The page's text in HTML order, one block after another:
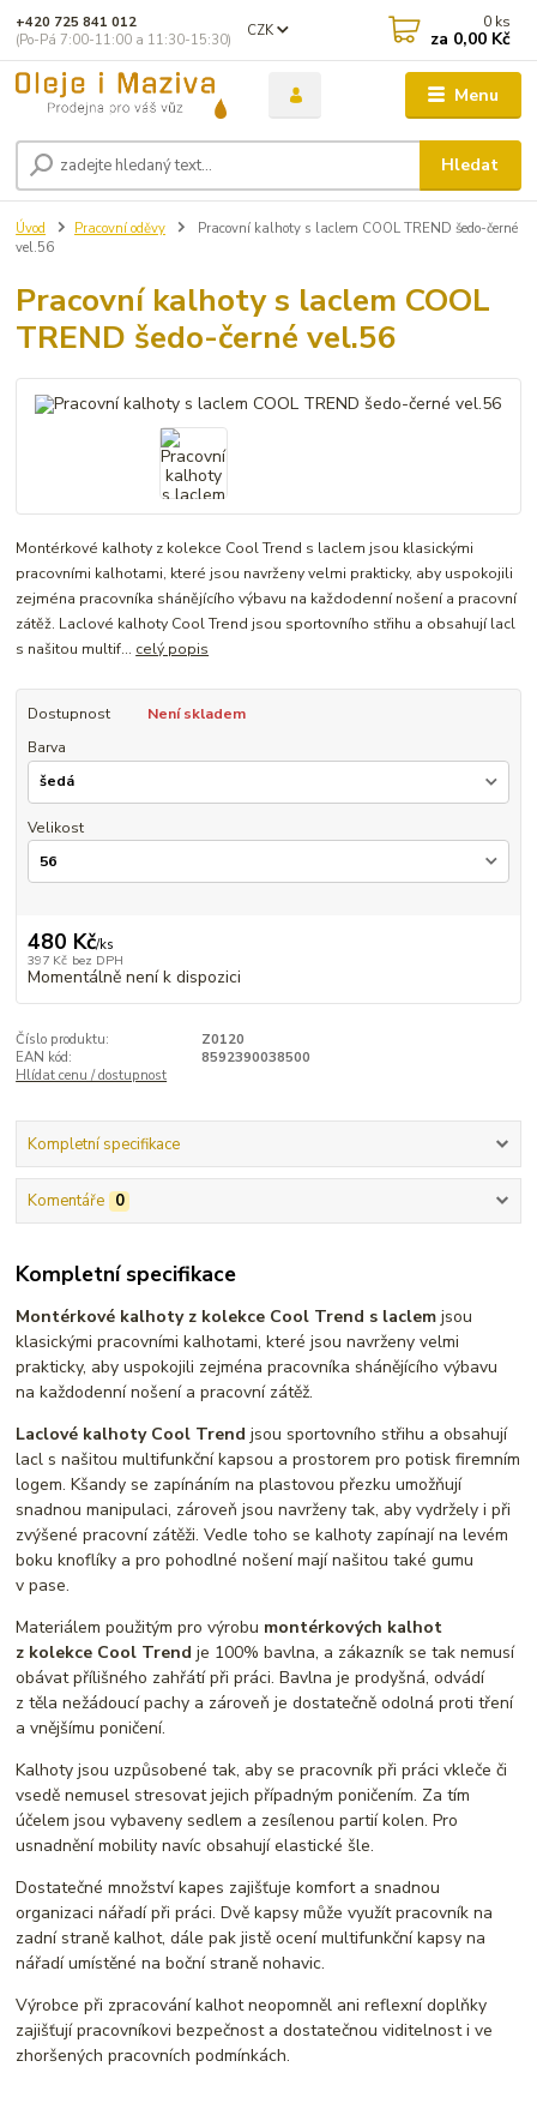
Menu
CZK
Hledat
+420 725 841 012
(Po-Pá 7:00-11:00 a 11:30-15:30)
0 ks
za 0,00 Kč
Úvod Pracovní oděvy
Pracovní kalhoty s laclem COOL TREND šedo-černé
vel.56
Pracovní kalhoty s laclem COOL
TREND šedo-černé vel.56
Montérkové kalhoty z kolekce Cool Trend s laclem jsou klasickými
pracovními kalhotami, které jsou navrženy velmi prakticky, aby uspokojili
zejména pracovníka shánějícího výbavu na každodenní nošení a pracovní
zátěž. Laclové kalhoty Cool Trend jsou sportovního střihu a obsahují lacl
s našitou multif... celý popis
Dostupnost
Není skladem
Barva
Velikost
480 Kč/ks
397 Kč bez DPH
Momentálně není k dispozici
Číslo produktu:
Z0120
EAN kód:
8592390038500
Hlídat cenu / dostupnost
Kompletní specifikace
Komentáře 0
Kompletní specifikace
Montérkové kalhoty z kolekce Cool Trend s laclem jsou
klasickými pracovními kalhotami, které jsou navrženy velmi
prakticky, aby uspokojili zejména pracovníka shánějícího výbavu
na každodenní nošení a pracovní zátěž.
Laclové kalhoty Cool Trend jsou sportovního střihu a obsahují
lacl s našitou multifunkční kapsou a prostorem pro potisk firemním
logem. Kšandy se zapínáním na plastovou přezku umožňují
snadnou manipulaci, zároveň jsou navrženy tak, aby vydržely i při
zvýšené pracovní zátěži. Vedle toho se kalhoty zapínají na levém
boku knoflíky a pro pohodlné nošení mají našitou také gumu
v pase.
Materiálem použitým pro výrobu montérkových kalhot
z kolekce Cool Trend je 100% bavlna, a zákazník se tak nemusí
obávat přílišného zahřátí při práci. Bavlna je prodyšná, odvádí
z těla nežádoucí pachy a zároveň je dostatečně odolná proti tření
a vnějšímu poničení.
Kalhoty jsou uzpůsobené tak, aby se pracovník při práci vkleče či
vsedě nemusel stresovat jejich případným poničením. Za tím
účelem jsou vybaveny sedlem a zesílenou partií kolen. Pro
usnadnění mobility navíc obsahují elastické šle.
Dostatečné množství kapes zajišťuje komfort a snadnou
organizaci nářadí při práci. Dvě kapsy může využít pracovník na
zadní straně kalhot, dále pak jistě ocení multifunkční kapsy na
nářadí umístěné na boční straně nohavic.
Výrobce při zpracování kalhot neopomněl ani reflexní doplňky
zajišťují pracovníkovi bezpečnost a dostatečnou viditelnost i ve
zhoršených pracovních podmínkách.